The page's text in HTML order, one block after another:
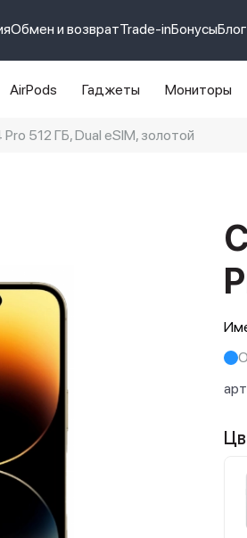
Обмен и возвратTrade-inБонусыБлог
AirPods Гаджеты Мониторы
512 ГБ, Dual еSIM, золотой